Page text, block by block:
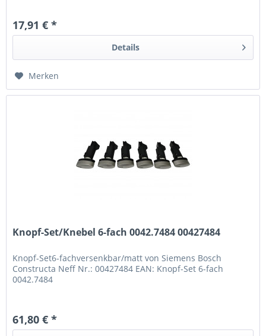
17,91 € *
Details
Merken
Knopf-Set/Knebel 6-fach 0042.7484 00427484
Knopf-Set6-fachversenkbar/matt von Siemens Bosch
Constructa Neff Nr.: 00427484 EAN: Knopf-Set 6-fach
0042.7484
61,80 € *